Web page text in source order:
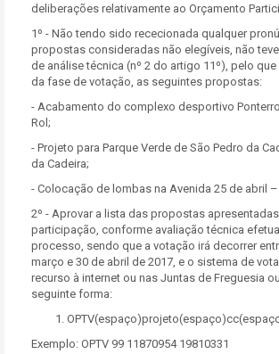
deliberações relativamente ao Orçamento
1º - Não tendo sido rececionada qualquer
propostas consideradas não elegíveis, não
de análise técnica (nº 2 do artigo 11º), pelo
da fase de votação, as seguintes propostas:
- Acabamento do complexo desportivo
Rol;
- Projeto para Parque Verde de São Pedro da
da Cadeira;
- Colocação de lombas na Avenida 25 de abril –
2º - Aprovar a lista das propostas
participação, conforme avaliação técnica
processo, sendo que a votação irá decorrer
março e 30 de abril de 2017, e o sistema de
recurso à internet ou nas Juntas de Freguesia
seguinte forma:
Exemplo: OPTV 99 11870954 19810331